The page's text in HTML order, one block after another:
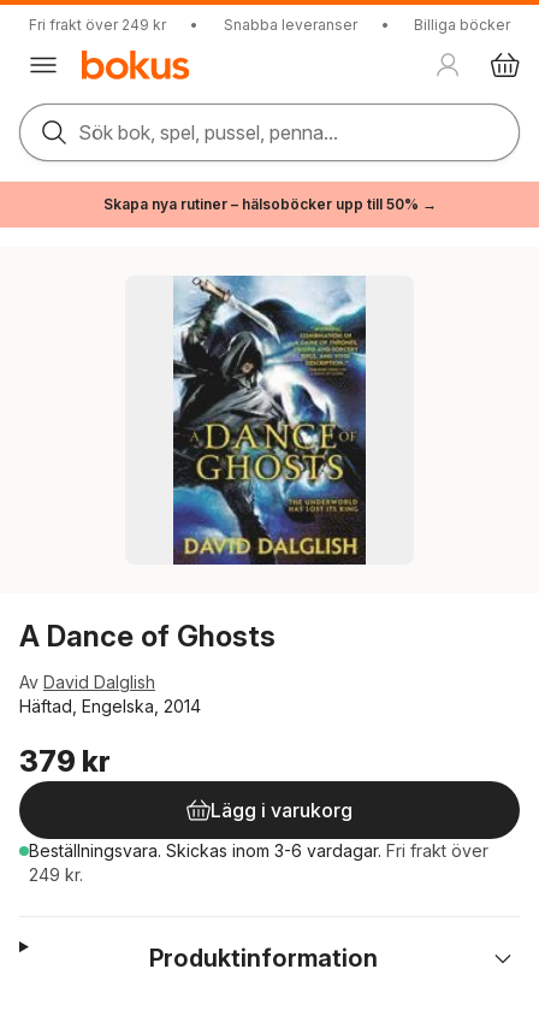
Fri frakt över 249 kr • Snabba leveranser • Billiga böcker
Sök bok, spel, pussel, penna...
Skapa nya rutiner – hälsoböcker upp till 50% →
A Dance of Ghosts
Av David Dalglish
Häftad, Engelska, 2014
379 kr
Lägg i varukorg
Beställningsvara. Skickas inom 3-6 vardagar. Fri frakt över
249 kr.
Produktinformation